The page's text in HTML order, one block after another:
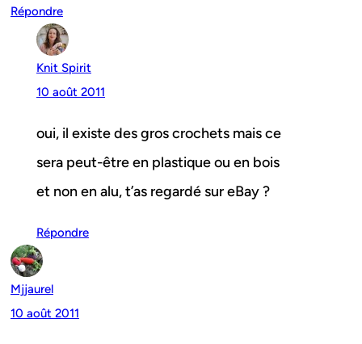
Répondre
Knit Spirit
10 août 2011
oui, il existe des gros crochets mais ce
sera peut-être en plastique ou en bois
et non en alu, t’as regardé sur eBay ?
Répondre
Mjjaurel
10 août 2011